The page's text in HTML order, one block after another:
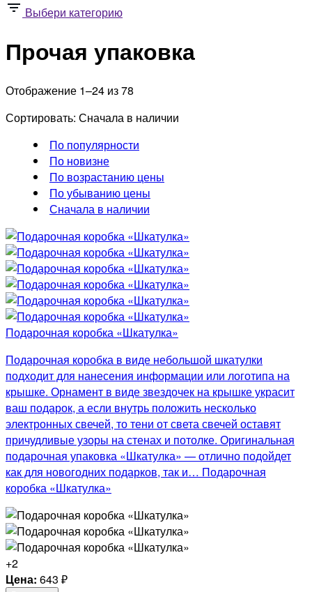
Выбери категорию
Прочая упаковка
Отображение 1–24 из 78
Сортировать: Сначала в наличии
По популярности
По новизне
По возрастанию цены
По убыванию цены
Сначала в наличии
Подарочная коробка «Шкатулка»
Подарочная коробка в виде небольшой шкатулки
подходит для нанесения информации или логотипа на
крышке. Орнамент в виде звездочек на крышке украсит
ваш подарок, а если внутрь положить несколько
электронных свечей, то тени от света свечей оставят
причудливые узоры на стенах и потолке. Оригинальная
подарочная упаковка «Шкатулка» — отлично подойдет
как для новогодних подарков, так и… Подарочная
коробка «Шкатулка»
+2
Цена: 643 ₽